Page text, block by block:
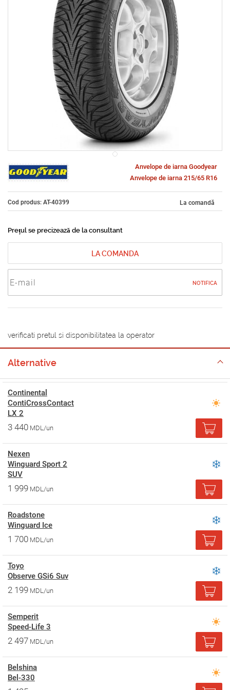
Anvelope de iarna Goodyear
Anvelope de iarna 215/65 R16
Cod produs: AT-40399 La comandă
Prețul se precizează de la consultant
LA COMANDA
NOTIFICA
verificati pretul si disponibilitatea la operator
Alternative
Continental
ContiCrossContact
LX 2
3 440 MDL/un
Nexen
Winguard Sport 2
SUV
1 999 MDL/un
Roadstone
Winguard Ice
1 700 MDL/un
Toyo
Observe GSi6 Suv
2 199 MDL/un
Semperit
Speed-Life 3
2 497 MDL/un
Belshina
Bel-330